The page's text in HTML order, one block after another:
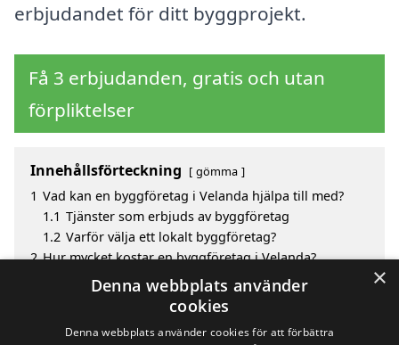
erbjudandet för ditt byggprojekt.
Få 3 erbjudanden, gratis och utan
förpliktelser
Innehållsförteckning gömma
1 Vad kan en byggföretag i Velanda hjälpa till med?
1.1 Tjänster som erbjuds av byggföretag
1.2 Varför välja ett lokalt byggföretag?
2 Hur mycket kostar en byggföretag i Velanda?
Fördelar med att välja byggföretag i Velanda
Sök efter en skicklig byggföretag i de omgivande
×
Denna webbplats använder
cookies
Denna webbplats använder cookies för att förbättra